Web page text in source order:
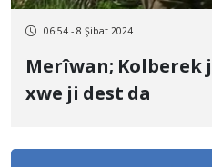
06:54 - 8 Şibat 2024
Merîwan; Kolberek
xwe ji dest da